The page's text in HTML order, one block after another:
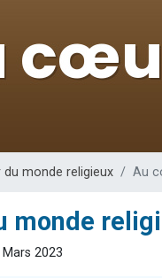
4
Il
monde religieux Au
2023